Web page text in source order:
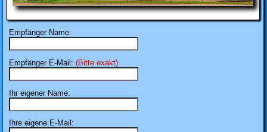
Empfänger Name:
Empfänger E-Mail: (Bitte exakt)
Ihr eigener Name:
Ihre eigene E-Mail: